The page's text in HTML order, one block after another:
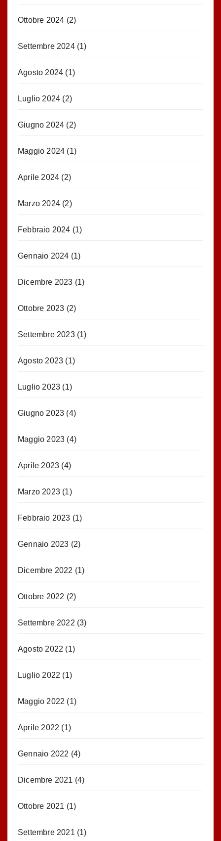
Ottobre 2024 (2)
Settembre 2024(1)
Agosto 2024 (1)
Luglio 2024 (2)
Giugno 2024 (2)
Maggio 2024 (1)
Aprile 2024 (2)
Marzo 2024 (2)
Febbraio 2024 (1)
Gennaio 2024 (1)
Dicembre 2023 (1)
Ottobre 2023 (2)
Settembre 2023(1)
Agosto 2023 (1)
Luglio 2023 (1)
Giugno 2023 (4)
Maggio 2023 (4)
Aprile 2023 (4)
Marzo 2023 (1)
Febbraio 2023 (1)
Gennaio 2023 (2)
Dicembre 2022 (1)
Ottobre 2022 (2)
Settembre 2022 (3)
Agosto 2022 (1)
Luglio 2022 (1)
Maggio 2022 (1)
Aprile 2022 (1)
Gennaio 2022 (4)
Dicembre 2021 (4)
Ottobre 2021 (1)
Settembre 2021 (1)